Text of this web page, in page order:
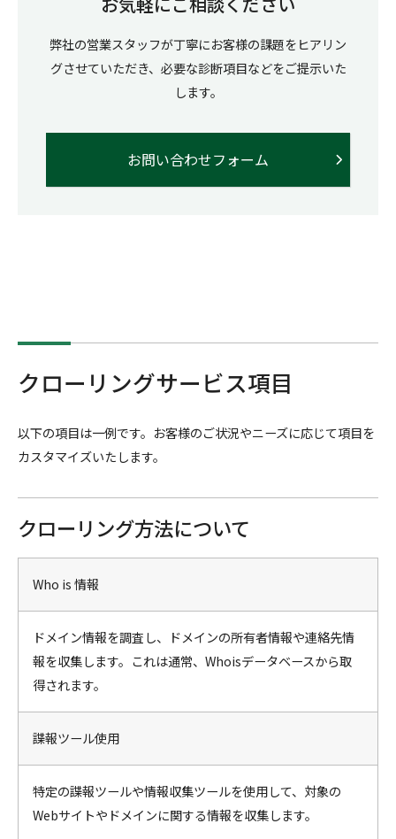
弊社の営業スタッフが丁寧にお客様の課題をヒアリン
グさせていただき、必要な診断項目などをご提示いた
します。
お問い合わせフォーム
クローリングサービス項目
以下の項目は一例です。お客様のご状況やニーズに応じて項目を
カスタマイズいたします。
クローリング方法について
Who is 情報
ドメイン情報を調査し、ドメインの所有者情報や連絡先情
報を収集します。これは通常、Whoisデータベースから取
得されます。
諜報ツール使用
特定の諜報ツールや情報収集ツールを使用して、対象の
Webサイトやドメインに関する情報を収集します。